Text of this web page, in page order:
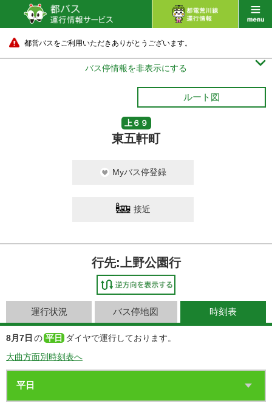
都営バスをご利用いただきありがとうございます。
バス停情報を非表示にする 
ルート図
上６９
東五軒町
Myバス停登録
接近
行先:上野公園行
運行状況 バス停地図 時刻表
8月7日 の 平日
ダイヤで運行しております。
大曲方面別時刻表へ